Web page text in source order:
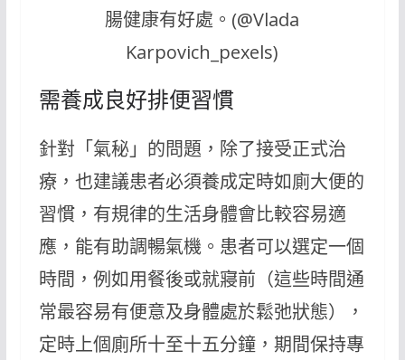
腸健康有好處。(@Vlada
Karpovich_pexels)
需養成良好排便習慣
針對「氣秘」的問題，除了接受正式治
療，也建議患者必須養成定時如廁大便的
習慣，有規律的生活身體會比較容易適
應，能有助調暢氣機。患者可以選定一個
時間，例如用餐後或就寢前（這些時間通
常最容易有便意及身體處於鬆弛狀態），
定時上個廁所十至十五分鐘，期間保持專